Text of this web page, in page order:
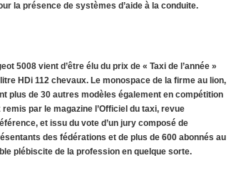
la présence de systèmes d’aide à la conduite.
5008 vient d’être élu du prix de « Taxi de l’année »
HDi 112 chevaux. Le monospace de la firme au lion,
plus de 30 autres modèles également en compétition
par le magazine l’Officiel du taxi, revue
et issu du vote d’un jury composé de
des fédérations et de plus de 600 abonnés au
plébiscite de la profession en quelque sorte.